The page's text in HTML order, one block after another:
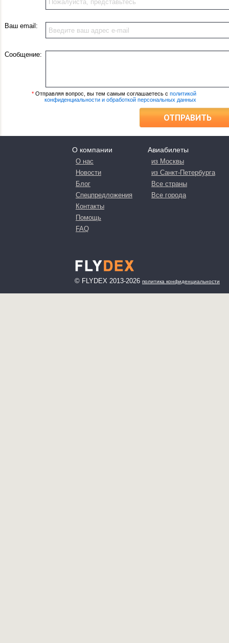
Ваш email:
Сообщение:
* Отправляя вопрос, вы тем самым соглашаетесь с политикой
конфиденциальности и обработкой персональных данных
ОТПРАВИТЬ
О компании
О нас
Новости
Блог
Спецпредложения
Контакты
Помощь
FAQ
Авиабилеты
из Москвы
из Санкт-Петербурга
Все страны
Все города
© FLYDEX 2013-2026 политика конфиденциальности